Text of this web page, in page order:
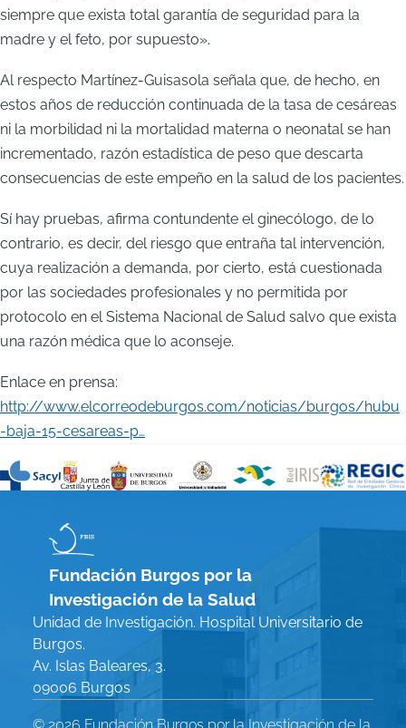
siempre que exista total garantía de seguridad para la
madre y el feto, por supuesto».
Al respecto Martínez-Guisasola señala que, de hecho, en
estos años de reducción continuada de la tasa de cesáreas
ni la morbilidad ni la mortalidad materna o neonatal se han
incrementado, razón estadística de peso que descarta
consecuencias de este empeño en la salud de los pacientes.
Sí hay pruebas, afirma contundente el ginecólogo, de lo
contrario, es decir, del riesgo que entraña tal intervención,
cuya realización a demanda, por cierto, está cuestionada
por las sociedades profesionales y no permitida por
protocolo en el Sistema Nacional de Salud salvo que exista
una razón médica que lo aconseje.
Enlace en prensa:
http://www.elcorreodeburgos.com/noticias/burgos/hubu
-baja-15-cesareas-p…
Fundación Burgos por la
Investigación de la Salud
Unidad de Investigación. Hospital Universitario de
Burgos.
Av. Islas Baleares, 3.
09006 Burgos